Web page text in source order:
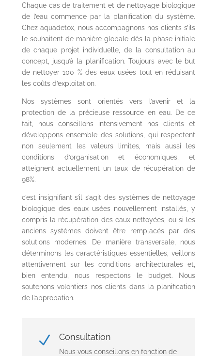
Chaque cas de traitement et de nettoyage biologique
de l’eau commence par la planification du système.
Chez aquadetox, nous accompagnons nos clients s’ils
le souhaitent de manière globale dès la phase initiale
de chaque projet individuelle, de la consultation au
concept, jusqu’à la planification. Toujours avec le but
de nettoyer 100 % des eaux usées tout en réduisant
les coûts d’exploitation.
Nos systèmes sont orientés vers l’avenir et la
protection de la précieuse ressource en eau. De ce
fait, nous conseillons intensivement nos clients et
développons ensemble des solutions, qui respectent
non seulement les valeurs limites, mais aussi les
conditions d’organisation et économiques, et
atteignent actuellement un taux de récupération de
98%.
c’est insignifiant s’il s’agit des systèmes de nettoyage
biologique des eaux usées nouvellement installés, y
compris la récupération des eaux nettoyées, ou si les
anciens systèmes doivent être remplacés par des
solutions modernes. De manière transversale, nous
déterminons les caractéristiques essentielles, veillons
attentivement sur les conditions architecturales et,
bien entendu, nous respectons le budget. Nous
soutenons volontiers nos clients dans la planification
de l’approbation.
N Consultation
Nous vous conseillons en fonction de